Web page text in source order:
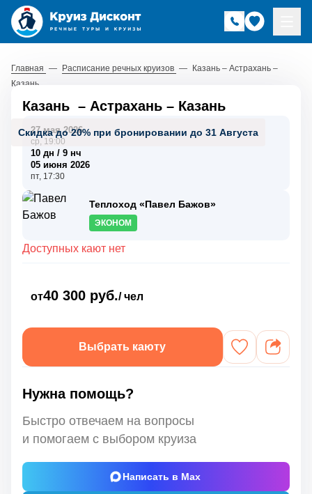
Главная — Расписание речных круизов — Казань – Астрахань –
Казань
Скидка до 20% при бронировании до 31 Августа
Казань – Астрахань – Казань
27 мая 2026
ср, 19:00
10 дн / 9 нч
05 июня 2026
пт, 17:30
Теплоход «Павел Бажов»
ЭКОНОМ
Доступных кают нет
от40 300 руб./ чел
Выбрать каюту
Нужна помощь?
Быстро отвечаем на вопросы
и помогаем с выбором круиза
Написать в Max